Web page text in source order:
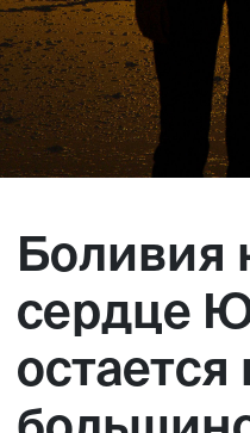
FAQ
98
Боливия
сердце